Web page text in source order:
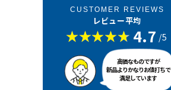
CUSTOMER REVIEWS
レビュー平均
4.7 /5
高価なものですが
新品よりかなりお値打ちで
満足しています